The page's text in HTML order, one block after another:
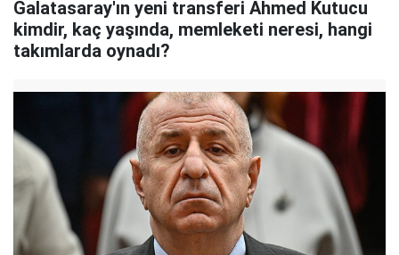
Galatasaray'ın yeni transferi Ahmed Kutucu
kimdir, kaç yaşında, memleketi neresi, hangi
takımlarda oynadı?